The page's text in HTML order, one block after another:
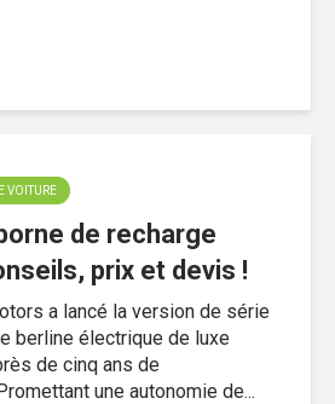
VOITURE
de recharge
prix et devis !
a lancé la version de série
berline électrique de luxe
de cinq ans de
une autonomie de...